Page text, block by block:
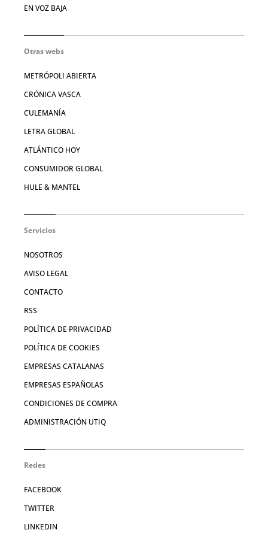
EN VOZ BAJA
Otras webs
METRÓPOLI ABIERTA
CRÓNICA VASCA
CULEMANÍA
LETRA GLOBAL
ATLÁNTICO HOY
CONSUMIDOR GLOBAL
HULE & MANTEL
Servicios
NOSOTROS
AVISO LEGAL
CONTACTO
RSS
POLÍTICA DE PRIVACIDAD
POLÍTICA DE COOKIES
EMPRESAS CATALANAS
EMPRESAS ESPAÑOLAS
CONDICIONES DE COMPRA
ADMINISTRACIÓN UTIQ
Redes
FACEBOOK
TWITTER
LINKEDIN